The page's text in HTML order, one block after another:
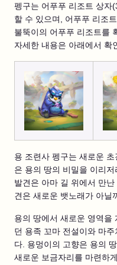
펭구는 어푸푸 리조트 상자
할 수 있으며, 어푸푸 리조
불뚝이의 어푸푸 리조트를
자세한 내용은 아래에서 확
용 조련사 펭구는 새로운
은 용의 땅의 비밀을 이리
발견은 아마 길 위에서 만
견은 새로운 뱃노래가 아닐
용의 땅에서 새로운 영역을
던 용족 꼬마 전설이와 마
다. 용멍이의 고향은 용의
새로운 보금자리를 마련하